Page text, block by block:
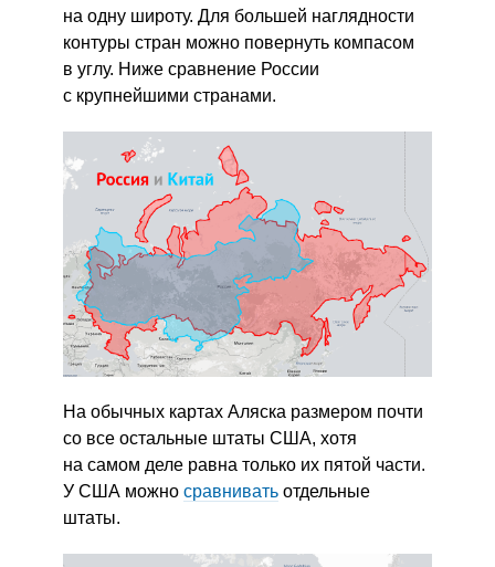
на одну широту. Для большей наглядности
контуры стран можно повернуть компасом
в углу. Ниже сравнение России
с крупнейшими странами.
На обычных картах Аляска размером почти
со все остальные штаты США, хотя
на самом деле равна только их пятой части.
У США можносравнивать отдельные
штаты.